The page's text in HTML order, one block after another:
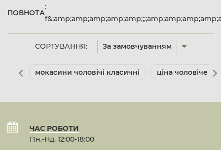
СОРТУВАННЯ: За замовчуванням
ПОВНОТА
:
мокасини чоловічі класичні ціна чоловіче
ЧАС РОБОТИ
Пн.-Нд. 12:00-18:00